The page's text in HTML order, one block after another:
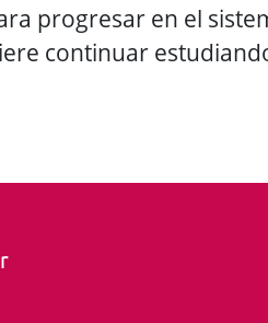
progresar en el
continuar